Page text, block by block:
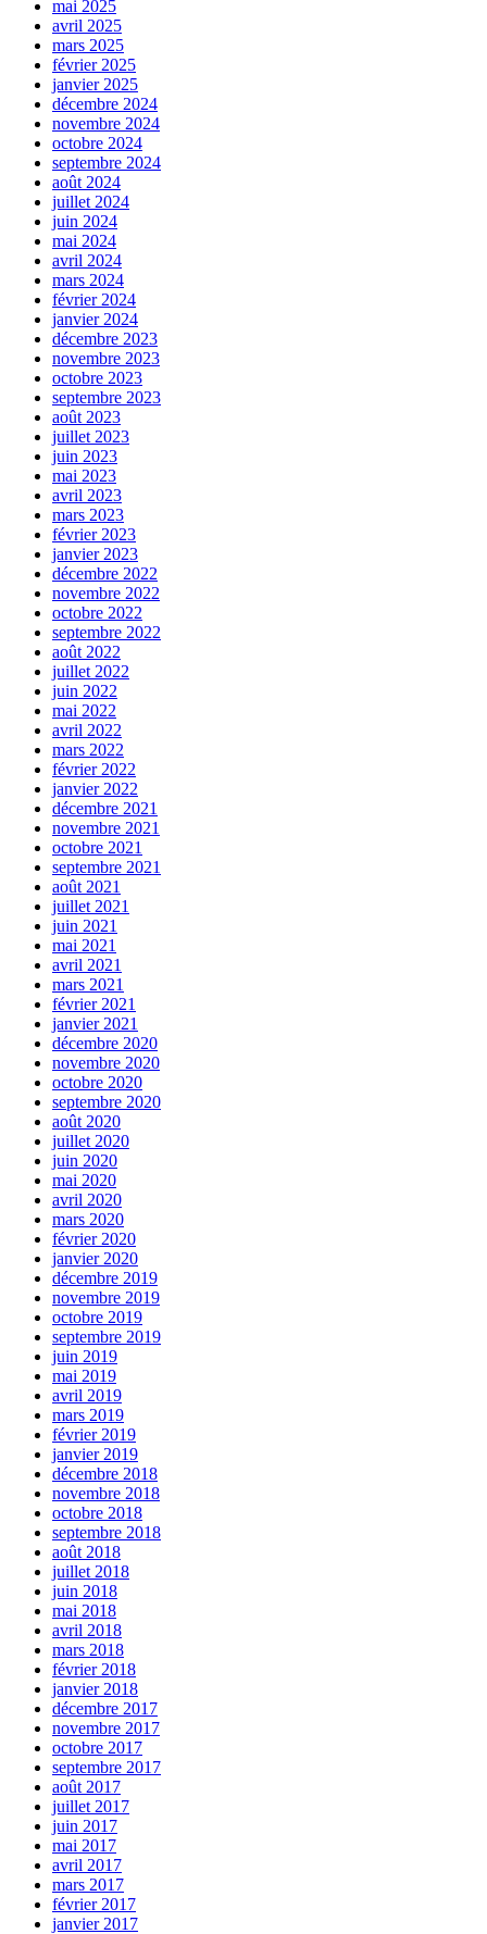
mai 2025
avril 2025
mars 2025
février 2025
janvier 2025
décembre 2024
novembre 2024
octobre 2024
septembre 2024
août 2024
juillet 2024
juin 2024
mai 2024
avril 2024
mars 2024
février 2024
janvier 2024
décembre 2023
novembre 2023
octobre 2023
septembre 2023
août 2023
juillet 2023
juin 2023
mai 2023
avril 2023
mars 2023
février 2023
janvier 2023
décembre 2022
novembre 2022
octobre 2022
septembre 2022
août 2022
juillet 2022
juin 2022
mai 2022
avril 2022
mars 2022
février 2022
janvier 2022
décembre 2021
novembre 2021
octobre 2021
septembre 2021
août 2021
juillet 2021
juin 2021
mai 2021
avril 2021
mars 2021
février 2021
janvier 2021
décembre 2020
novembre 2020
octobre 2020
septembre 2020
août 2020
juillet 2020
juin 2020
mai 2020
avril 2020
mars 2020
février 2020
janvier 2020
décembre 2019
novembre 2019
octobre 2019
septembre 2019
juin 2019
mai 2019
avril 2019
mars 2019
février 2019
janvier 2019
décembre 2018
novembre 2018
octobre 2018
septembre 2018
août 2018
juillet 2018
juin 2018
mai 2018
avril 2018
mars 2018
février 2018
janvier 2018
décembre 2017
novembre 2017
octobre 2017
septembre 2017
août 2017
juillet 2017
juin 2017
mai 2017
avril 2017
mars 2017
février 2017
janvier 2017